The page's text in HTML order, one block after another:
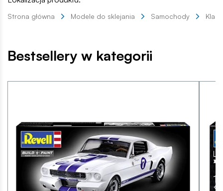
Strona główna Modele do sklejania Samochody
Bestsellery w kategorii